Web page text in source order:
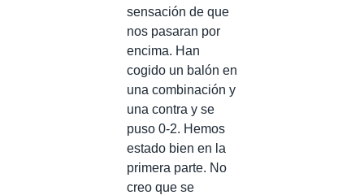
sensación de que
nos pasaran por
encima. Han
cogido un balón en
una combinación y
una contra y se
puso 0-2. Hemos
estado bien en la
primera parte. No
creo que se